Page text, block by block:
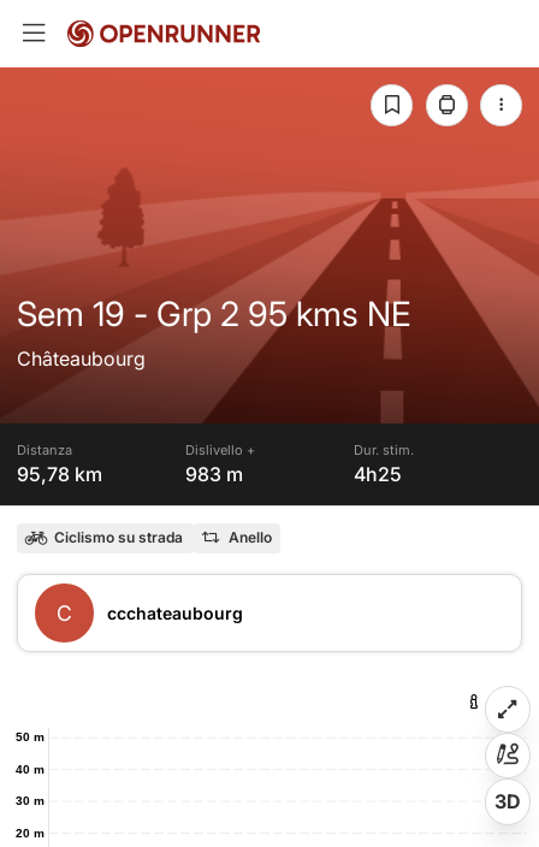
Sem 19 - Grp 2 95 kms NE
Châteaubourg
Distanza
95,78 km
Dislivello +
983 m
Dur. stim.
4h25
Ciclismo su strada Anello
C ccchateaubourg
20 m
30 m
40 m
50 m
3D